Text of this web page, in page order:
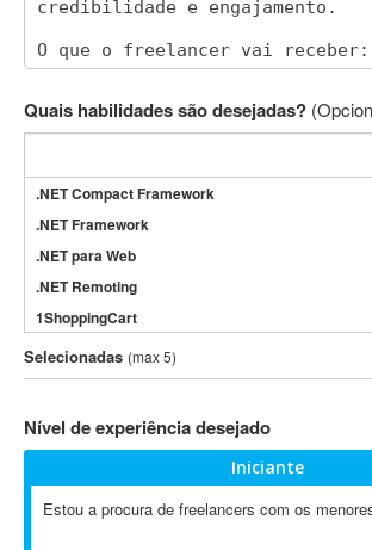
Quais habilidades são desejadas?
.NET Compact Framework
.NET Framework
.NET para Web
.NET Remoting
1ShoppingCart
3DS Max
3GSM
802.11
A-GPS
Selecionadas (max 5)
Nível de experiência desejado
Iniciante
Estou a procura de freelancers com os